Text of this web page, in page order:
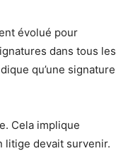
évolué pour
dans tous les
qu’une signature
Cela implique
litige devait survenir.